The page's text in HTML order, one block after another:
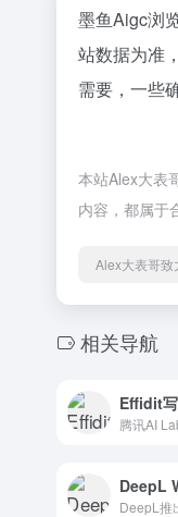
墨鱼Aigc浏
站数据为准
需要，一些
本站Alex大表
内容，都属于
Alex大表哥致
相关导航
Effidit
DeepL
DeepL推